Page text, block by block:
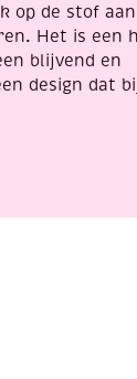
de stof
Het is een
blijvend en
design dat